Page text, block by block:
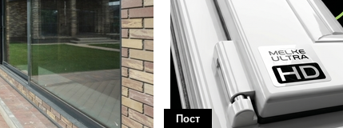
Пост